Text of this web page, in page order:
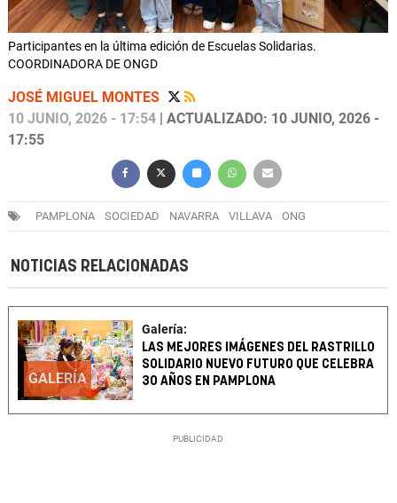
Participantes en la última edición de Escuelas Solidarias.
COORDINADORA DE ONGD
JOSÉ MIGUEL MONTES
10 JUNIO, 2026 - 17:54 | ACTUALIZADO: 10 JUNIO, 2026 -
17:55
PAMPLONA SOCIEDAD NAVARRA VILLAVA ONG
NOTICIAS RELACIONADAS
GALERÍA
Galería:
LAS MEJORES IMÁGENES DEL RASTRILLO
SOLIDARIO NUEVO FUTURO QUE CELEBRA
30 AÑOS EN PAMPLONA